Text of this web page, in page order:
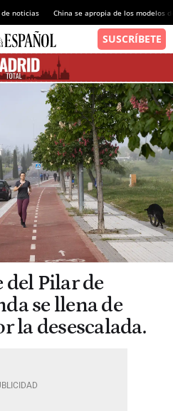
de noticias China se apropia de los modelos
Pilar de
se llena de
la desescalada.